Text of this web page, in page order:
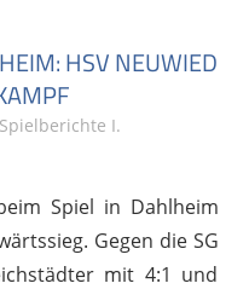
HSV NEUWIED
Stephan P.
Spielberichte I.
Spiel in Dahlheim
Gegen die SG
mit 4:1 und